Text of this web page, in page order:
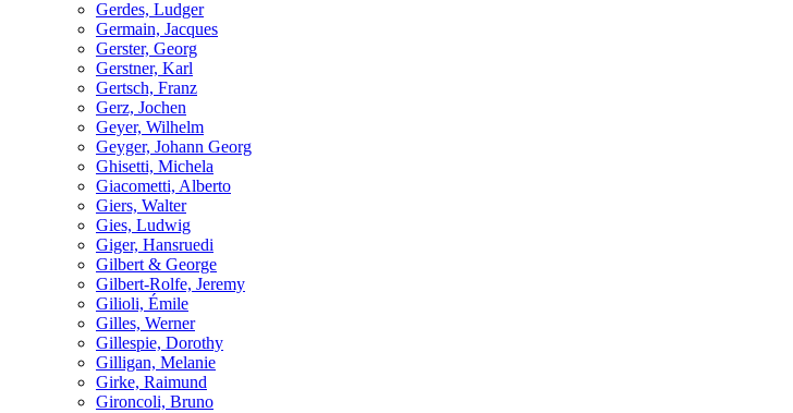
Gerdes, Ludger
Germain, Jacques
Gerster, Georg
Gerstner, Karl
Gertsch, Franz
Gerz, Jochen
Geyer, Wilhelm
Geyger, Johann Georg
Ghisetti, Michela
Giacometti, Alberto
Giers, Walter
Gies, Ludwig
Giger, Hansruedi
Gilbert & George
Gilbert-Rolfe, Jeremy
Gilioli, Émile
Gilles, Werner
Gillespie, Dorothy
Gilligan, Melanie
Girke, Raimund
Gironcoli, Bruno